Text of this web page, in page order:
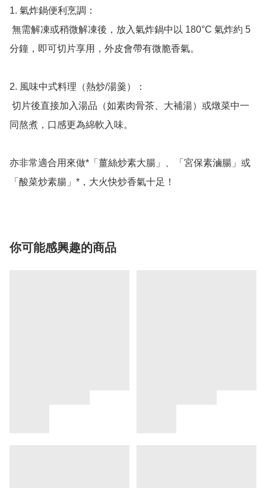
1. 氣炸鍋便利烹調：
分鐘，即可切片享用，外皮會帶有微脆香氣。
2. 風味中式料理（熱炒/湯羹）：
同熬煮，口感更為綿軟入味。
亦非常適合用來做*「薑絲炒素大腸」、「宮保素滷腸」或
你可能感興趣的商品